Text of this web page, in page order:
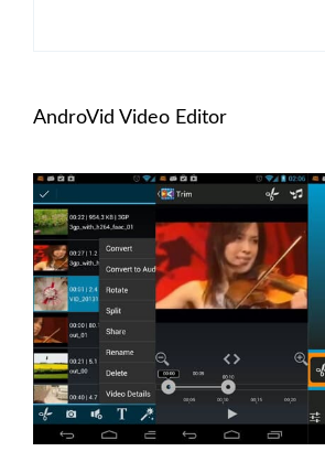
AndroVid Video Editor